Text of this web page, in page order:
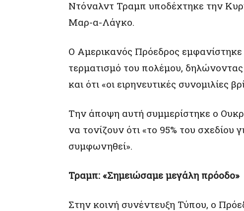
Ντόναλντ Τραμπ υποδέχτηκε την
Μαρ-α-Λάγκο.
Ο Αμερικανός Πρόεδρος εμφανίστηκε
τερματισμό του πολέμου,
και ότι «οι ειρηνευτικές συνομιλίες
Την άποψη αυτή συμμερίστηκε ο
να τονίζουν ότι «το 95% του σχεδίου
συμφωνηθεί».
Τραμπ: «Σημειώσαμε μεγάλη πρόοδο»
Στην κοινή συνέντευξη Τύπου, ο